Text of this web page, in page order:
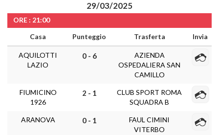
29/03/2025
ORE : 21:00
Casa
Punteggio Trasferta Invia
AQUILOTTI
LAZIO
0 - 6
AZIENDA
OSPEDALIERA SAN
CAMILLO
FIUMICINO
1926
2 - 1
CLUB SPORT ROMA
SQUADRA B
ARANOVA 0 - 1
FAUL CIMINI
VITERBO